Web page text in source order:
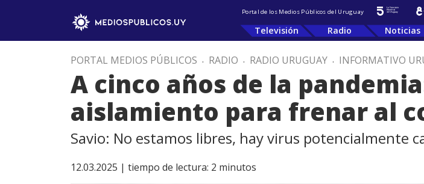
Portal de los Medios Públicos del Uruguay
Televisión Radio Noticias
PORTAL MEDIOS PÚBLICOS . RADIO . RADIO URUGUAY . INFORMATIVO
A cinco años de la
aislamiento para frenar al
Savio: No estamos libres, hay virus potencialmente
12.03.2025 | tiempo de lectura: 2 minutos